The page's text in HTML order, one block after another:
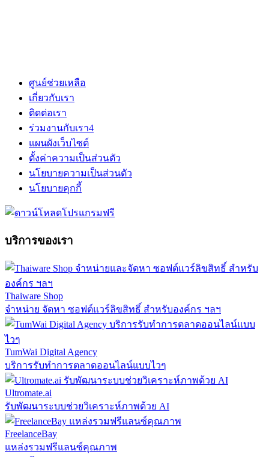
ศูนย์ช่วยเหลือ
เกี่ยวกับเรา
ติดต่อเรา
ร่วมงานกับเรา4
แผนผังเว็บไซต์
ตั้งค่าความเป็นส่วนตัว
นโยบายความเป็นส่วนตัว
นโยบายคุกกี้
บริการของเรา
Thaiware Shop
จำหน่าย จัดหา ซอฟต์แวร์ลิขสิทธิ์ สำหรับองค์กร ฯลฯ
TumWai Digital Agency
บริการรับทำการตลาดออนไลน์แบบไวๆ
Ultromate.ai
รับพัฒนาระบบช่วยวิเคราะห์ภาพด้วย AI
FreelanceBay
แหล่งรวมฟรีแลนซ์คุณภาพ